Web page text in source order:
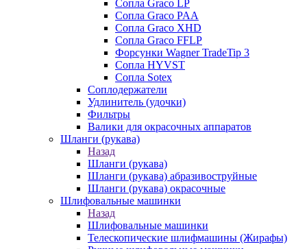
Сопла Graco LP
Сопла Graco PAA
Сопла Graco XHD
Сопла Graco FFLP
Форсунки Wagner TradeTip 3
Сопла HYVST
Сопла Sotex
Соплодержатели
Удлинитель (удочки)
Фильтры
Валики для окрасочных аппаратов
Шланги (рукава)
Назад
Шланги (рукава)
Шланги (рукава) абразивоструйные
Шланги (рукава) окрасочные
Шлифовальные машинки
Назад
Шлифовальные машинки
Телескопические шлифмашины (Жирафы)